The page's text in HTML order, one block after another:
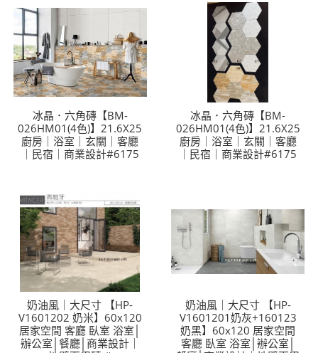
冰晶．六角磚【BM-
026HM01(4色)】21.6X25
廚房｜浴室｜玄關｜客廳
｜民宿｜商業設計#6175
冰晶．六角磚【BM-
026HM01(4色)】21.6X25
廚房｜浴室｜玄關｜客廳
｜民宿｜商業設計#6175
奶油風｜大尺寸 【HP-
V1601202 奶米】60x120
居家空間 客廳 臥室 浴室│
辦公室│餐廳│商業設計｜
奶油風｜大尺寸 【HP-
V1601201奶灰+160123
奶黑】60x120 居家空間
客廳 臥室 浴室│辦公室│